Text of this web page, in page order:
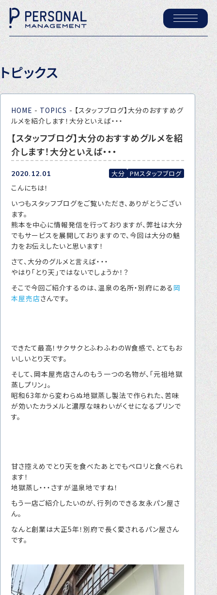
ホーム
パーソナル・マネジメントについて
会社概要
採用情報
トピックス
転職をお考えの方へ
転職エージェントサービス
転職相談会
転職者の声
キャリア採用をお考えの企業様へ
独自の採用スキーム
お問い合わせ
プライバシーポリシー
トピックス
HOME - TOPICS - 【スタッフブログ】大分のおすすめグ
ルメを紹介します！大分といえば・・・
【スタッフブログ】大分のおすすめグルメを紹
介します！大分といえば・・・
2020.12.01 大分 PMスタッフブログ
こんにちは！
いつもスタッフブログをご覧いただき、ありがとうござい
ます。
熊本を中心に情報発信を行っておりますが、弊社は大分
でもサービスを展開しておりますので、今回は大分の魅
力をお伝えしたいと思います！
さて、大分のグルメと言えば・・・
やはり「とり天」ではないでしょうか！？
そこで今回ご紹介するのは、温泉の名所・別府にある 岡
本屋売店さんです。
できたて最高！サクサクとふわふわのW食感で、とてもお
いしいとり天です。
そして、岡本屋売店さんのもう一つの名物が、「元祖地獄
蒸しプリン」。
昭和63年から変わらぬ地獄蒸し製法で作られた、苦味
が効いたカラメルと濃厚な味わいがくせになるプリンで
す。
甘さ控えめでとり天を食べたあとでもペロリと食べられ
ます！
地獄蒸し・・・さすが温泉地ですね！
もう一店ご紹介したいのが、行列のできる友永パン屋さ
ん。
なんと創業は大正5年！別府で長く愛されるパン屋さん
です。